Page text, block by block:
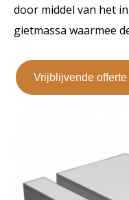
Veelgestelde
door middel van het
gietmassa waarmee
Vrijblijvende offerte